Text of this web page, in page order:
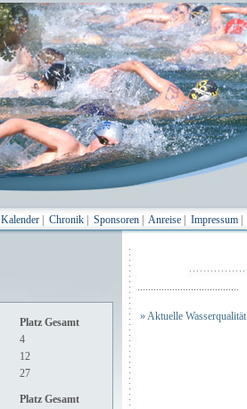
Kalender Chronik Sponsoren Anreise Impressum
Platz Gesamt
4
12
27
Platz Gesamt
......................................
» Aktuelle Wasserqualität